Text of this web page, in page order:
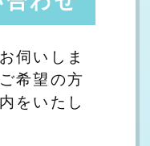
伺いしま
希望の方
をいたし